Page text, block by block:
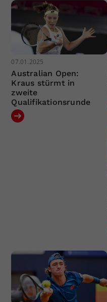
07.01.2025
Australian Open:
Kraus stürmt in
zweite
Qualifikationsrunde